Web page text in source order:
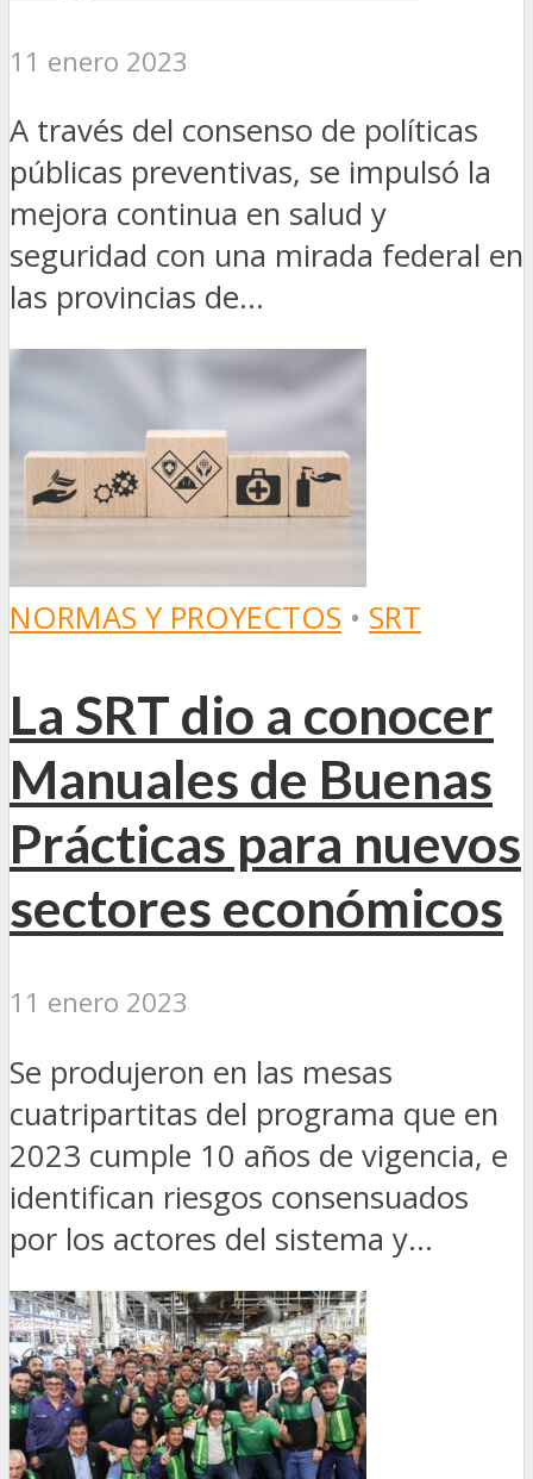
11 enero 2023
A través del consenso de políticas
públicas preventivas, se impulsó la
mejora continua en salud y
seguridad con una mirada federal en
las provincias de...
NORMAS Y PROYECTOS • SRT
La SRT dio a conocer
Manuales de Buenas
Prácticas para nuevos
sectores económicos
11 enero 2023
Se produjeron en las mesas
cuatripartitas del programa que en
2023 cumple 10 años de vigencia, e
identifican riesgos consensuados
por los actores del sistema y...